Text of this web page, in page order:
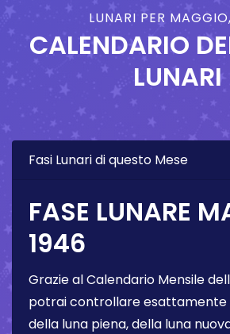
LUNARI PER
CALENDARIO
LUNARI
Fasi Lunari di questo Mese
FASE LUNARE
1946
Grazie al Calendario Mensile
potrai controllare esattamente
della luna piena, della luna